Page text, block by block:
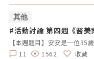
其他
#活動討論 第四週《醫
拿好禮
11
1562 收藏